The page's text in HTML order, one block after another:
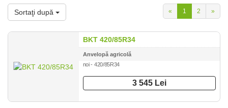
Sortaţi după « 1 2 »
BKT 420/85R34
Anvelopă agricolă
noi - 420/85R34
3 545 Lei